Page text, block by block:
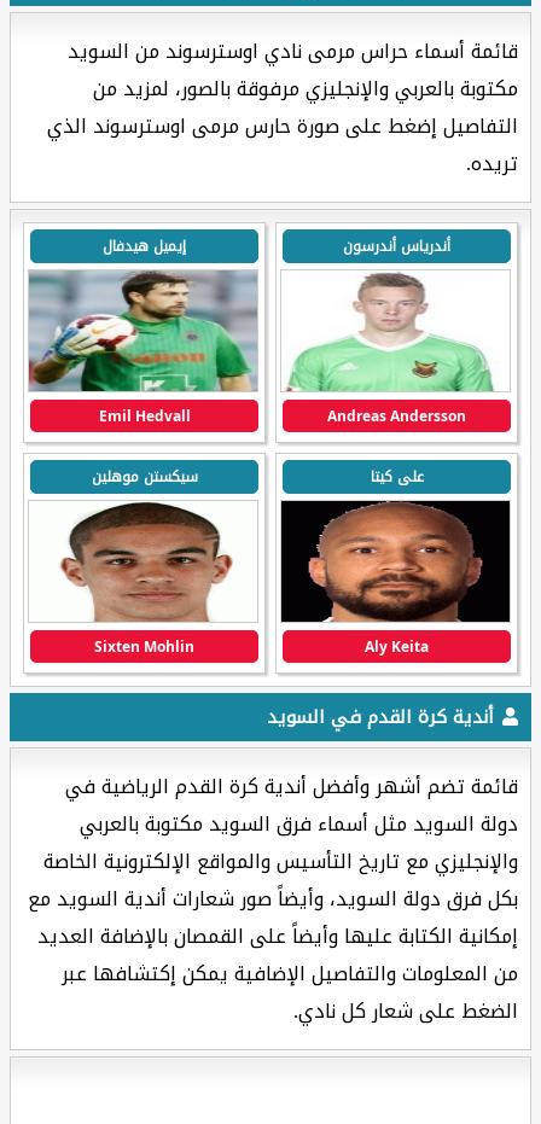
قائمة أسماء حراس مرمى نادي اوسترسوند من السويد
مكتوبة بالعربي والإنجليزي مرفوقة بالصور، لمزيد من
التفاصيل إضغط على صورة حارس مرمى اوسترسوند الذي
تريده.
أندرياس أندرسون
Andreas Andersson
إيميل هيدفال
Emil Hedvall
على كيتا
Aly Keita
سيكستن موهلين
Sixten Mohlin
أندية كرة القدم في السويد
قائمة تضم أشهر وأفضل أندية كرة القدم الرياضية في
دولة السويد مثل أسماء فرق السويد مكتوبة بالعربي
والإنجليزي مع تاريخ التأسيس والمواقع الإلكترونية الخاصة
بكل فرق دولة السويد، وأيضاً صور شعارات أندية السويد مع
إمكانية الكتابة عليها وأيضاً على القمصان بالإضافة العديد
من المعلومات والتفاصيل الإضافية يمكن إكتشافها عبر
الضغط على شعار كل نادي.